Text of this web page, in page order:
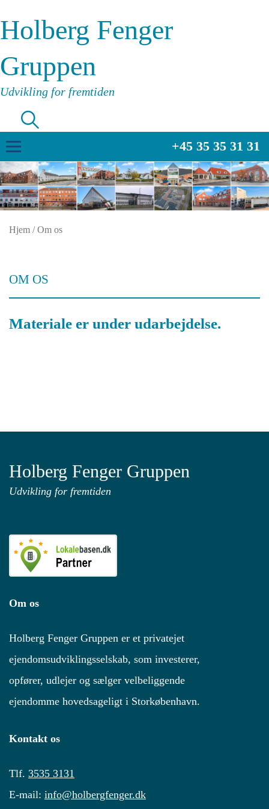
Holberg Fenger
Gruppen
Udvikling for fremtiden
+45 35 35 31 31
Hjem /Om os
OM OS
Materiale er under udarbejdelse.
Holberg Fenger Gruppen
Udvikling for fremtiden
Om os
Holberg Fenger Gruppen er et privatejet
ejendomsudviklingsselskab, som investerer,
opfører, udlejer og sælger velbeliggende
ejendomme hovedsageligt i Storkøbenhavn.
Kontakt os
Tlf. 3535 3131
E-mail: info@holbergfenger.dk